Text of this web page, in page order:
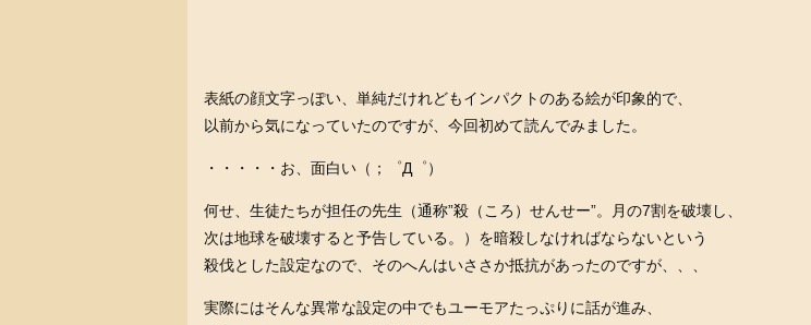
表紙の顔文字っぽい、単純だけれどもインパクトのある絵が印象的で、
以前から気になっていたのですが、今回初めて読んでみました。
・・・・・お、面白い（；゜Д゜）
何せ、生徒たちが担任の先生（通称”殺（ころ）せんせー”。月の7割を破壊し、
次は地球を破壊すると予告している。）を暗殺しなければならないという
殺伐とした設定なので、そのへんはいささか抵抗があったのですが、、、
実際にはそんな異常な設定の中でもユーモアたっぷりに話が進み、